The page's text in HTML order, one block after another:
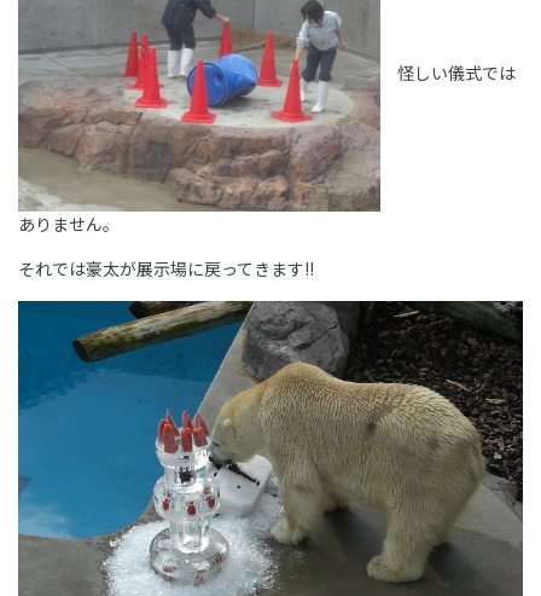
怪しい儀式では
ありません。
それでは豪太が展示場に戻ってきます!!